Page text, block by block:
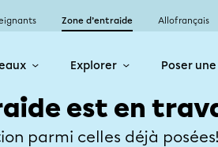
Zone d’entraide Allofrançais
Explorer Poser
est en
parmi celles déjà